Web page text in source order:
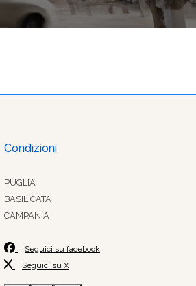
Condizioni
PUGLIA
BASILICATA
CAMPANIA
Seguici su facebook
Seguici su X